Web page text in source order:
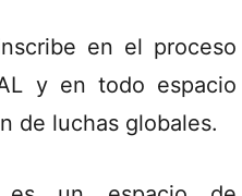
en el proceso
y en todo espacio
de luchas globales.